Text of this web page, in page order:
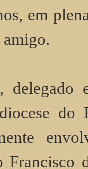
em
delegado
Francisco